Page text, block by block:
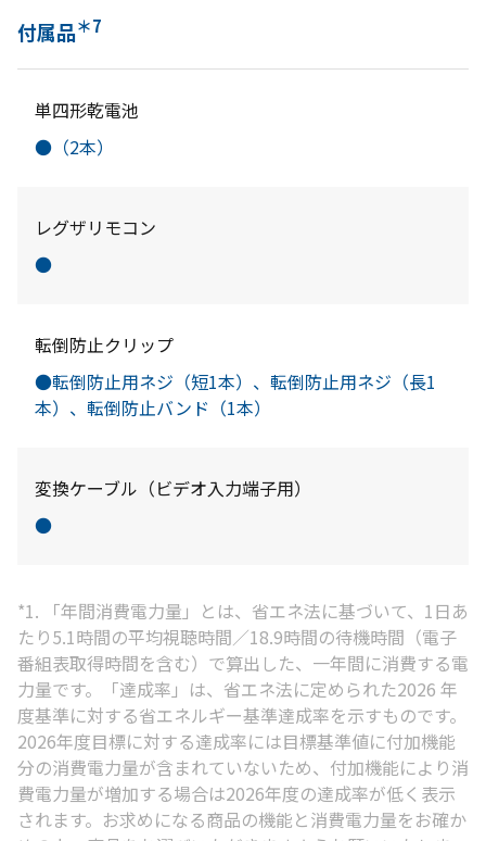
付属品＊7
単四形乾電池
●（2本）
レグザリモコン
●
転倒防止クリップ
●転倒防止用ネジ（短1本）、転倒防止用ネジ（長1
本）、転倒防止バンド（1本）
変換ケーブル（ビデオ入力端子用）
●
*1. 「年間消費電力量」とは、省エネ法に基づいて、1日あ
たり5.1時間の平均視聴時間／18.9時間の待機時間（電子
番組表取得時間を含む）で算出した、一年間に消費する電
力量です。「達成率」は、省エネ法に定められた2026 年
度基準に対する省エネルギー基準達成率を示すものです。
2026年度目標に対する達成率には目標基準値に付加機能
分の消費電力量が含まれていないため、付加機能により消
費電力量が増加する場合は2026年度の達成率が低く表示
されます。お求めになる商品の機能と消費電力量をお確か